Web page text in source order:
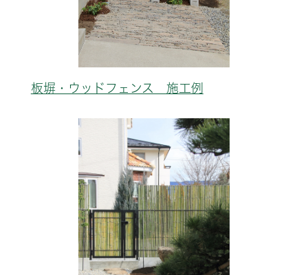
板塀・ウッドフェンス 施工例